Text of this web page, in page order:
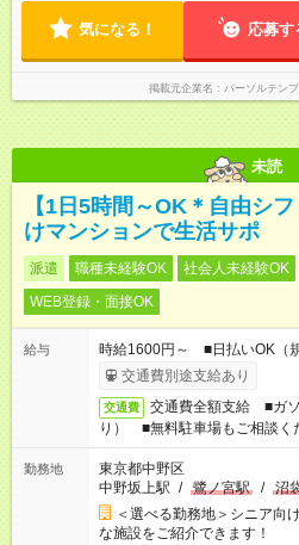
気になる！ 応募す
掲載元企業名 パーソルテン
未読
【1日5時間～OK＊自由シ
けマンションで生活サポ
派遣 職種未経験OK 社会人未経験OK
WEB登録・面接OK
給与
時給1600円～ ■日払いOK（
交通費別途支給あり
交通費
交通費全額支給 ■ガ
り） ■無料駐車場もご相談く
勤務地
東京都中野区
中野坂上駅 / 鷺ノ宮駅 / 沼
＜選べる勤務地＞シニア
な施設をご紹介できます！